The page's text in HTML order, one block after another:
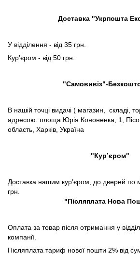
Доставка "Укрпошта
У відділення - від 35 грн.
Кур’єром - від 50 грн.
"Самовивіз"-
В нашій точці видачі ( магазин, складі,
адресою: площа Юрія Кононенка, 1,
область, Харків, Україна
"Кур’єром"
Доставка нашим кур’єром, до дверей по
грн.
"Післяплата Нова
Оплата за товар після отримання у
компанії.
Післяплата тариф нової пошти 2% від